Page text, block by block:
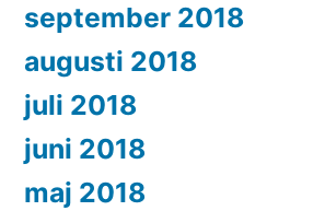
september 2018
augusti 2018
juli 2018
juni 2018
maj 2018